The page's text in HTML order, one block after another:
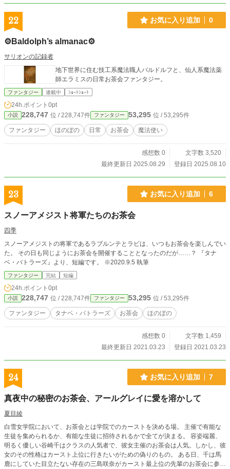
22 お気に入り追加 0
⚙Baldolph’s almanac⚙
サリオンの記録者
地下世界に住む技工系魔法職人バルドルフと、仙人系魔法薬
師エラミスの日常お茶会ファンタジー。
ファンタジー 連載中 ｼｮｰﾄｼｮｰﾄ
24h.ポイント 0pt
小説 228,747 位 / 228,747件 ファンタジー 53,295 位 / 53,295件
ファンタジー ほのぼの 日常 お茶会 魔法使い
感想数 0
文字数 3,520
最終更新日 2025.08.29
登録日 2025.08.10
23 お気に入り追加 6
スノーアメジスト将軍たちのお茶会
四季
スノーアメジストの将軍であるラブルンテとラビは、いつもお茶会を楽しんでい
た。 その日も同じようにお茶会を開催することとなったのだが……？ 『タナ
ベ・バトラーズ』より、短編です。 ※2020.9.5 執筆
ファンタジー 完結 短編
24h.ポイント 0pt
小説 228,747 位 / 228,747件 ファンタジー 53,295 位 / 53,295件
ファンタジー タナベ・バトラーズ お茶会 ほのぼの
感想数 0
文字数 1,459
最終更新日 2021.03.23
登録日 2021.03.23
24 お気に入り追加 7
真夜中の秘密のお茶会、アールグレイに愛を溶かして
夏目綾
白雪女学院において、お茶会とは学院でのカーストを決める場。 主催で有能な
生徒を集められるか、有能な生徒に招待されるかで全てが決まる。 容姿端麗、
明るく優しい谷崎千はクラスの人気者で、彼女主催のお茶会は人気。しかし、彼
女のその性格はカースト上位に行きたいがための偽りのもの。 ある日、千は馬
鹿にしていた目立たない存在の三島咲奈がカースト最上位の先輩のお茶会に参加